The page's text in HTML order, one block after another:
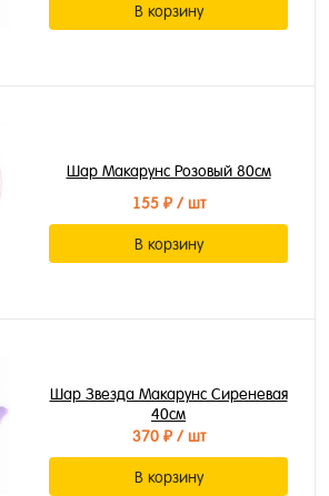
В корзину
Шар Макарунс Розовый 80см
155 ₽/ шт
В корзину
Шар Звезда Макарунс Сиреневая
40см
370 ₽/ шт
В корзину